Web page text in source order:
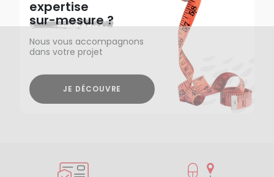
expertise
sur-mesure ?
Nous vous accompagnons
dans votre projet
JE DÉCOUVRE